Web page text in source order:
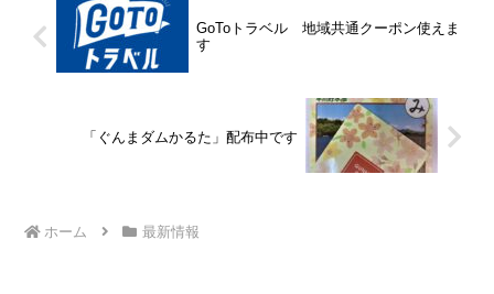
GoToトラベル 地域共通クーポン使えま
す
「ぐんまダムかるた」配布中です
ホーム 最新情報